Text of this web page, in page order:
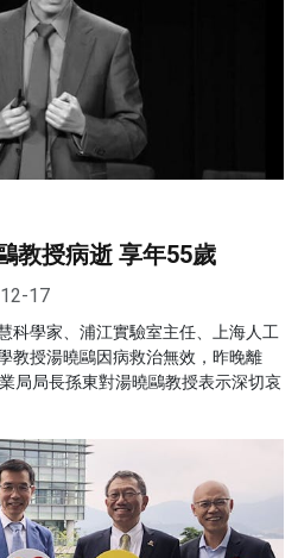
教授病逝 享年55歲
17
科學家、浦江實驗室主任、上海人工
教授湯曉鷗因病救治無效，昨晚離
局局長孫東對湯曉鷗教授表示深切哀